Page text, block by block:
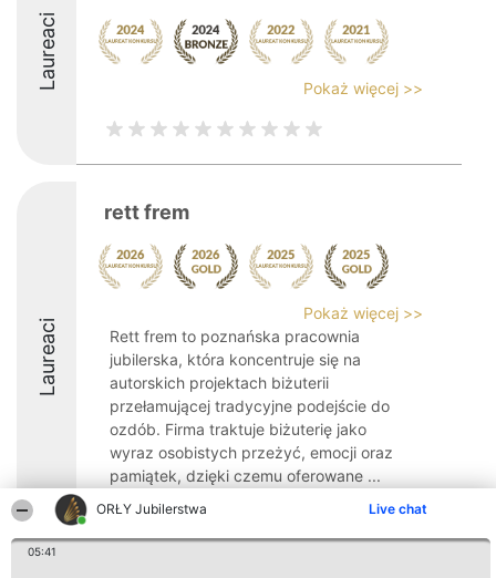
ORŁY Jubilerstwa Live chat
05:41
Laureaci Pokaż więcej >>
Laureaci
rett frem
Pokaż więcej >>
Rett frem to poznańska pracownia
jubilerska, która koncentruje się na
autorskich projektach biżuterii
przełamującej tradycyjne podejście do
ozdób. Firma traktuje biżuterię jako
wyraz osobistych przeżyć, emocji oraz
pamiątek, dzięki czemu oferowane ...
9.3